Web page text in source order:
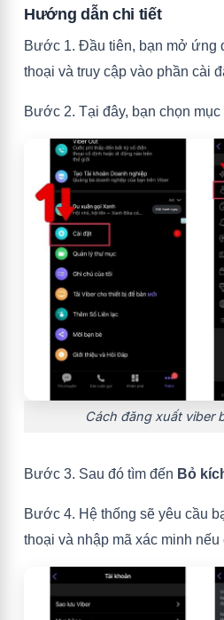
Hướng dẫn chi tiết
Bước 1. Đầu tiên, bạn mở ứng
thoại và truy cập vào phần cài
Bước 2. Tại đây, bạn chọn mục
Cách đăng xuất viber
Bước 3. Sau đó tìm đến Bỏ
Bước 4. Hệ thống sẽ yêu cầu
thoại và nhập mã xác minh nếu